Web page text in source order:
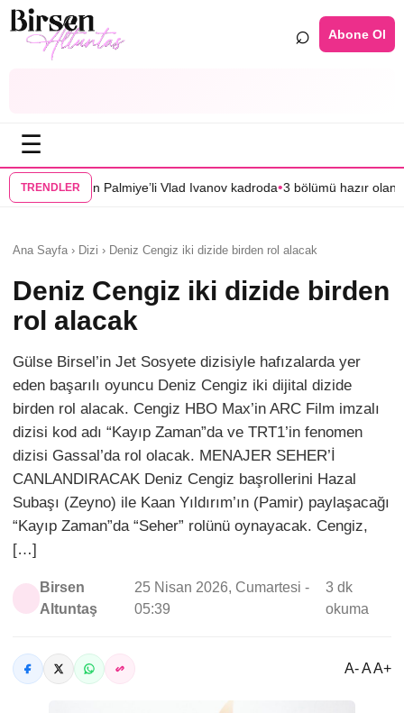
⌕ Abone Ol
☰
TRENDLER
Vlad Ivanov kadroda•3 bölümü hazır olan “Mercan Köşk”ün afişi
Ana Sayfa › Dizi › Deniz Cengiz iki dizide birden rol alacak
Deniz Cengiz iki dizide birden
rol alacak
Gülse Birsel’in Jet Sosyete dizisiyle hafızalarda yer
eden başarılı oyuncu Deniz Cengiz iki dijital dizide
birden rol alacak. Cengiz HBO Max’in ARC Film imzalı
dizisi kod adı “Kayıp Zaman”da ve TRT1’in fenomen
dizisi Gassal’da rol olacak. MENAJER SEHER’İ
CANLANDIRACAK Deniz Cengiz başrollerini Hazal
Subaşı (Zeyno) ile Kaan Yıldırım’ın (Pamir) paylaşacağı
“Kayıp Zaman”da “Seher” rolünü oynayacak. Cengiz,
[…]
Birsen
Altuntaş
25 Nisan 2026, Cumartesi -
05:39
3 dk
okuma
A- A A+